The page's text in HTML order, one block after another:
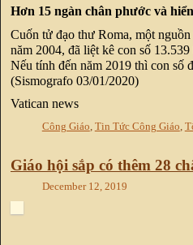
Hơn 15 ngàn chân phước và
Cuốn tử đạo thư Roma, một
năm 2004, đã liệt kê con số
Nếu tính đến năm 2019 thì con số
(Sismografo 03/01/2020)
Vatican news
Công Giáo Tin Tức Công Giáo
Giáo hội sắp có thêm 28
December 12, 2019